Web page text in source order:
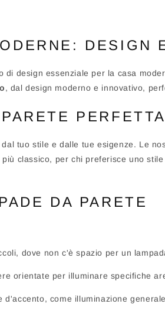
DESIGN
di design essenziale per la casa
, dal design moderno e innovativo,
tuo stile e dalle tue esigenze. Le
classico, per chi preferisce uno
DA PARETE
dove non c'è spazio per un
orientate per illuminare specifiche
come illuminazione